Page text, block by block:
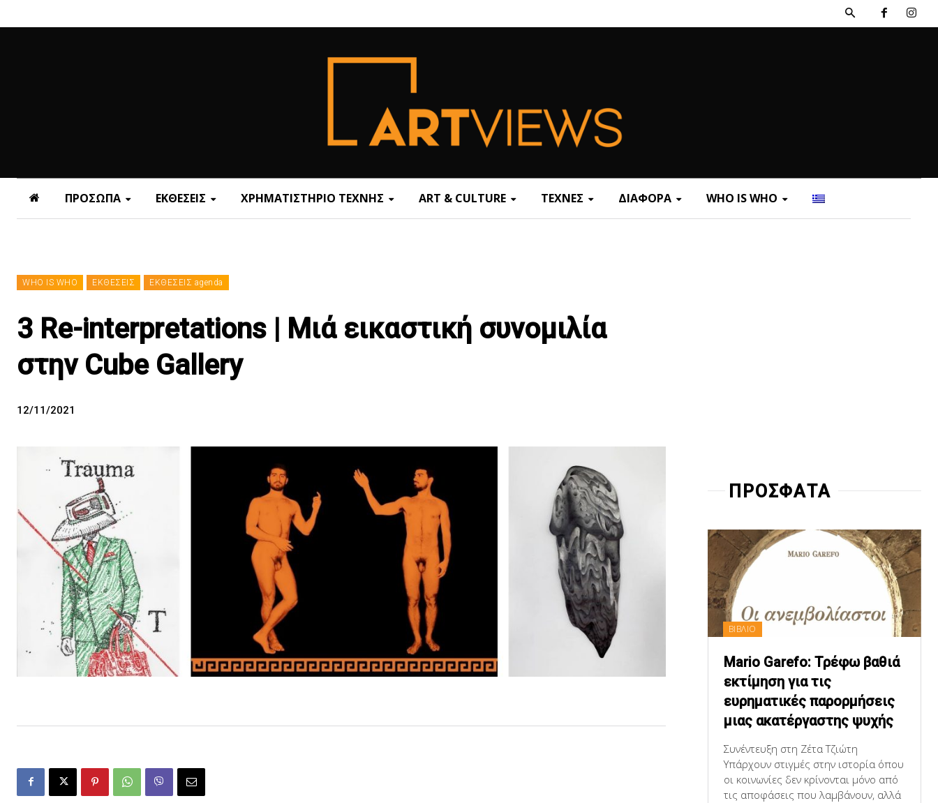
ΠΡΟΣΩΠΑ ΕΚΘΕΣΕΙΣ ΧΡΗΜΑΤΙΣΤΗΡΙΟ ΤΕΧΝΗΣ ART & CULTURE ΤΕΧΝΕΣ ΔΙΑΦΟΡΑ WHO IS WHO
WHO IS WHO ΕΚΘΕΣΕΙΣ ΕΚΘΕΣΕΙΣ agenda
3 Re-interpretations | Μιά εικαστική συνομιλία
στην Cube Gallery
12/11/2021
ΠΡΟΣΦΑΤΑ
ΒΙΒΛΙΟ
Mario Garefo: Τρέφω βαθιά
εκτίμηση για τις
ευρηματικές παρορμήσεις
μιας ακατέργαστης ψυχής
Συνέντευξη στη Ζέτα Τζιώτη
Υπάρχουν στιγμές στην ιστορία όπου
οι κοινωνίες δεν κρίνονται μόνο από
τις αποφάσεις που λαμβάνουν, αλλά